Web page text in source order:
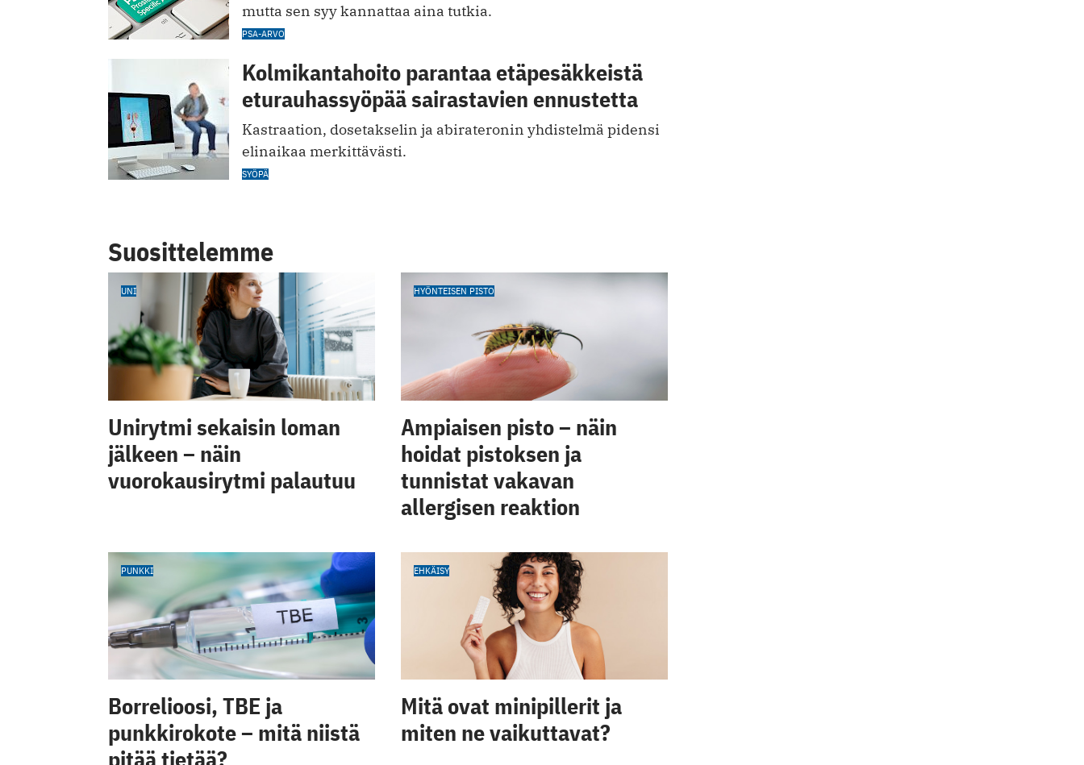
mutta sen syy kannattaa aina tutkia.
PSA-ARVO
Kolmikantahoito parantaa etäpesäkkeistä
eturauhassyöpää sairastavien ennustetta
Kastraation, dosetakselin ja abirateronin yhdistelmä pidensi
elinaikaa merkittävästi.
SYÖPÄ
Suosittelemme
UNI
Unirytmi sekaisin loman
jälkeen – näin
vuorokausirytmi palautuu
HYÖNTEISEN PISTO
Ampiaisen pisto – näin
hoidat pistoksen ja
tunnistat vakavan
allergisen reaktion
PUNKKI
Borrelioosi, TBE ja
punkkirokote – mitä niistä
EHKÄISY
Mitä ovat minipillerit ja
miten ne vaikuttavat?